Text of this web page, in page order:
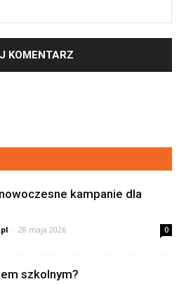
kampanie dla
- 28 maja 2026 0
szkolnym?